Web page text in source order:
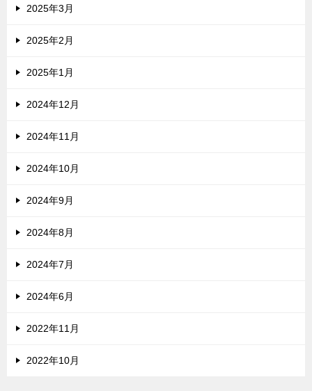
2025年3月
2025年2月
2025年1月
2024年12月
2024年11月
2024年10月
2024年9月
2024年8月
2024年7月
2024年6月
2022年11月
2022年10月